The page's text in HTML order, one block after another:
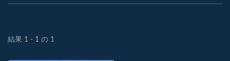
結果 1 - 1 の 1